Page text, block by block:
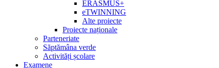
ERASMUS+
eTWINNING
Alte proiecte
Proiecte naționale
Parteneriate
Săptămâna verde
Activități școlare
Examene